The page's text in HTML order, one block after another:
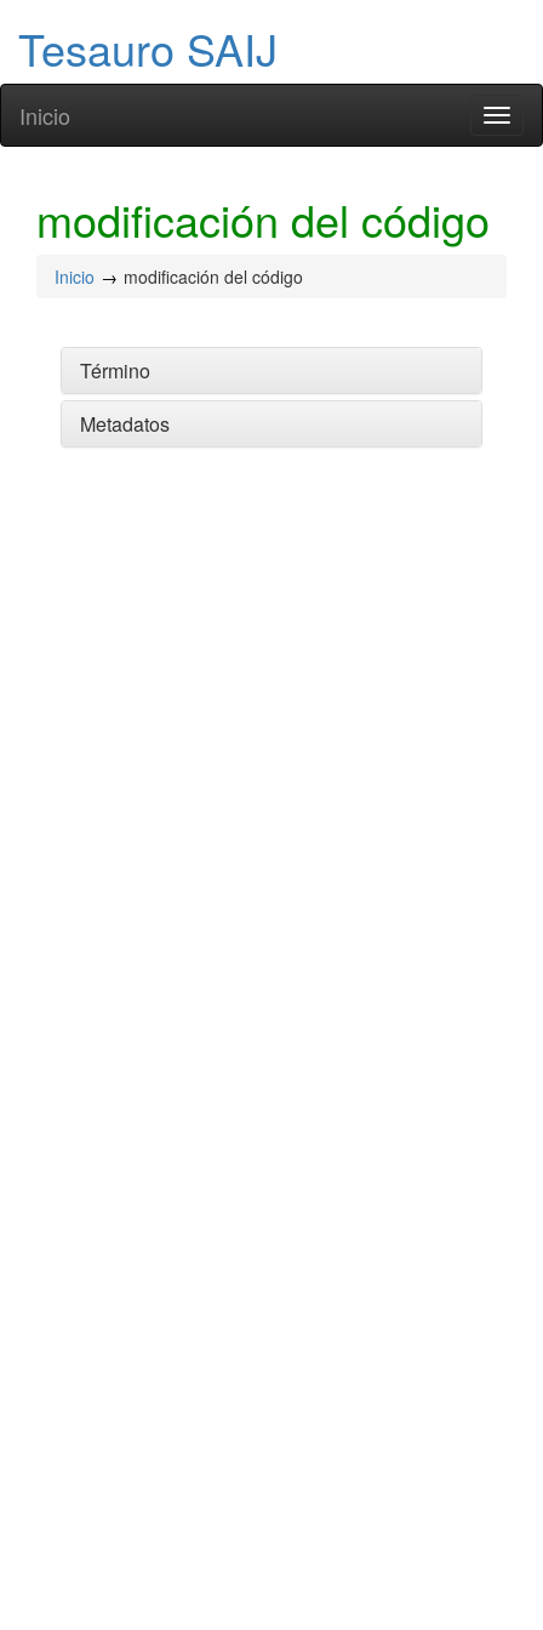
Tesauro SAIJ
Inicio
modificación del código
Inicio modificación del código
Término
Metadatos